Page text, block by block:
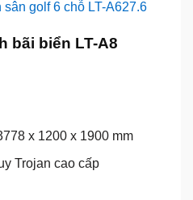
sân golf 6 chỗ LT-A627.6
bãi biển LT-A8
x 1200 x 1900 mm
Trojan cao cấp